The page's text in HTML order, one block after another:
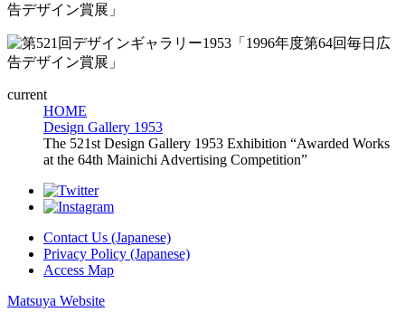
current
HOME
Design Gallery 1953
The 521st Design Gallery 1953 Exhibition “Awarded Works
at the 64th Mainichi Advertising Competition”
Contact Us (Japanese)
Privacy Policy (Japanese)
Access Map
Matsuya Website